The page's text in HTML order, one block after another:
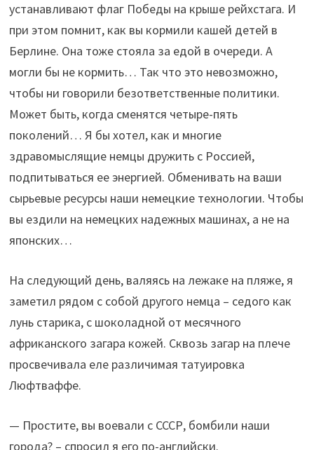
устанавливают флаг Победы на крыше рейхстага. И
при этом помнит, как вы кормили кашей детей в
Берлине. Она тоже стояла за едой в очереди. А
могли бы не кормить… Так что это невозможно,
чтобы ни говорили безответственные политики.
Может быть, когда сменятся четыре-пять
поколений… Я бы хотел, как и многие
здравомыслящие немцы дружить с Россией,
подпитываться ее энергией. Обменивать на ваши
сырьевые ресурсы наши немецкие технологии. Чтобы
вы ездили на немецких надежных машинах, а не на
японских…
На следующий день, валяясь на лежаке на пляже, я
заметил рядом с собой другого немца – седого как
лунь старика, с шоколадной от месячного
африканского загара кожей. Сквозь загар на плече
просвечивала еле различимая татуировка
Люфтваффе.
— Простите, вы воевали с СССР, бомбили наши
города? – спросил я его по-английски.